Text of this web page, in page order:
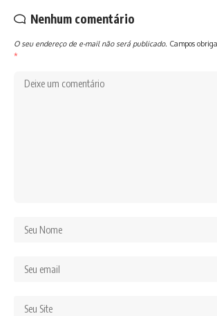
Nenhum comentário
O seu endereço de e-mail não será publicado. Campos
*